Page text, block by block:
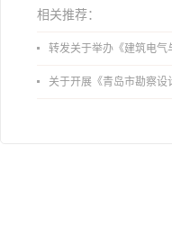
相关推荐：
转发关于举办《建筑电气与智能化通用规范
关于开展《青岛市勘察设计行业从业人员行为导则》、《青岛市住宅